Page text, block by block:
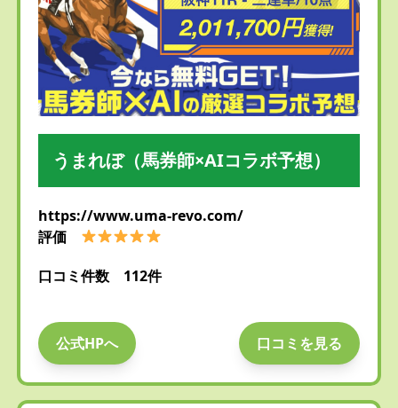
うまれぼ（馬券師×AIコラボ予想）
https://www.uma-revo.com/
評価
口コミ件数 112件
公式HPへ 口コミを見る